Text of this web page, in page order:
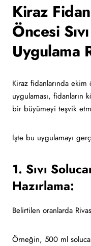
Kiraz
Öncesi
Uygulama
Kiraz fidanlarında ekim
uygulaması, fidanların
bir büyümeyi teşvik
İşte bu uygulamayı
1. Sıvı
Hazırlama:
Belirtilen oranlarda
Örneğin, 500 ml